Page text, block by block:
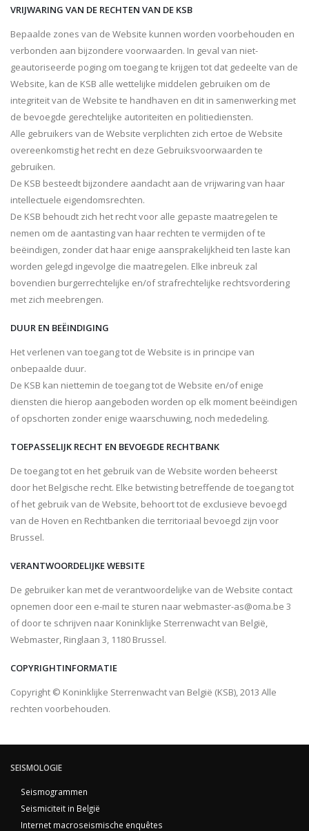
VRIJWARING VAN DE RECHTEN VAN DE KSB
Bepaalde zones van de Website kunnen worden voorbehouden en
verbonden aan bijzondere voorwaarden. In geval van niet-
geautoriseerde poging om toegang te krijgen tot dat gedeelte van de
Website, kan de KSB alle wettelijke middelen gebruiken om de
integriteit van de Website te handhaven en dit in samenwerking met
de bevoegde gerechtelijke autoriteiten en politiediensten.
Alle gebruikers van de Website verplichten zich ertoe de Website
overeenkomstig het recht en deze Gebruiksvoorwaarden te
gebruiken.
De KSB besteedt bijzondere aandacht aan de vrijwaring van haar
intellectuele eigendomsrechten.
De KSB behoudt zich het recht voor alle gepaste maatregelen te
nemen om de aantasting van haar rechten te vermijden of te
beëindigen, zonder dat haar enige aansprakelijkheid ten laste kan
worden gelegd ingevolge die maatregelen. Elke inbreuk zal
bovendien burgerrechtelijke en/of strafrechtelijke rechtsvordering
met zich meebrengen.
DUUR EN BEËINDIGING
Het verlenen van toegang tot de Website is in principe van
onbepaalde duur.
De KSB kan niettemin de toegang tot de Website en/of enige
diensten die hierop aangeboden worden op elk moment beëindigen
of opschorten zonder enige waarschuwing, noch mededeling.
TOEPASSELIJK RECHT EN BEVOEGDE RECHTBANK
De toegang tot en het gebruik van de Website worden beheerst
door het Belgische recht. Elke betwisting betreffende de toegang tot
of het gebruik van de Website, behoort tot de exclusieve bevoegd
van de Hoven en Rechtbanken die territoriaal bevoegd zijn voor
Brussel.
VERANTWOORDELIJKE WEBSITE
De gebruiker kan met de verantwoordelijke van de Website contact
opnemen door een e-mail te sturen naar webmaster-as@oma.be 3
of door te schrijven naar Koninklijke Sterrenwacht van België,
Webmaster, Ringlaan 3, 1180 Brussel.
COPYRIGHTINFORMATIE
Copyright © Koninklijke Sterrenwacht van België (KSB), 2013 Alle
rechten voorbehouden.
SEISMOLOGIE
Seismogrammen
Seismiciteit in België
Internet macroseismische enquêtes